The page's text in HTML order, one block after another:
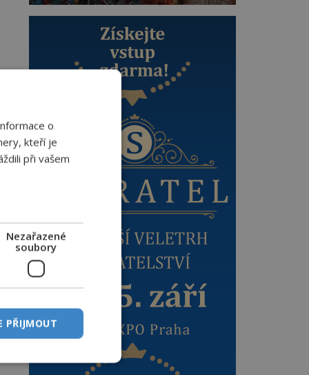
o
kteří je
při vašem
Nezařazené
soubory
PŘIJMOUT